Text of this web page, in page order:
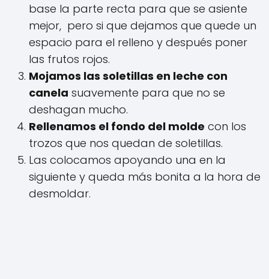
base la parte recta para que se asiente
mejor, pero si que dejamos que quede un
espacio para el relleno y después poner
las frutos rojos.
Mojamos las soletillas en leche con
canela suavemente para que no se
deshagan mucho.
Rellenamos el fondo del molde con los
trozos que nos quedan de soletillas.
Las colocamos apoyando una en la
siguiente y queda más bonita a la hora de
desmoldar.